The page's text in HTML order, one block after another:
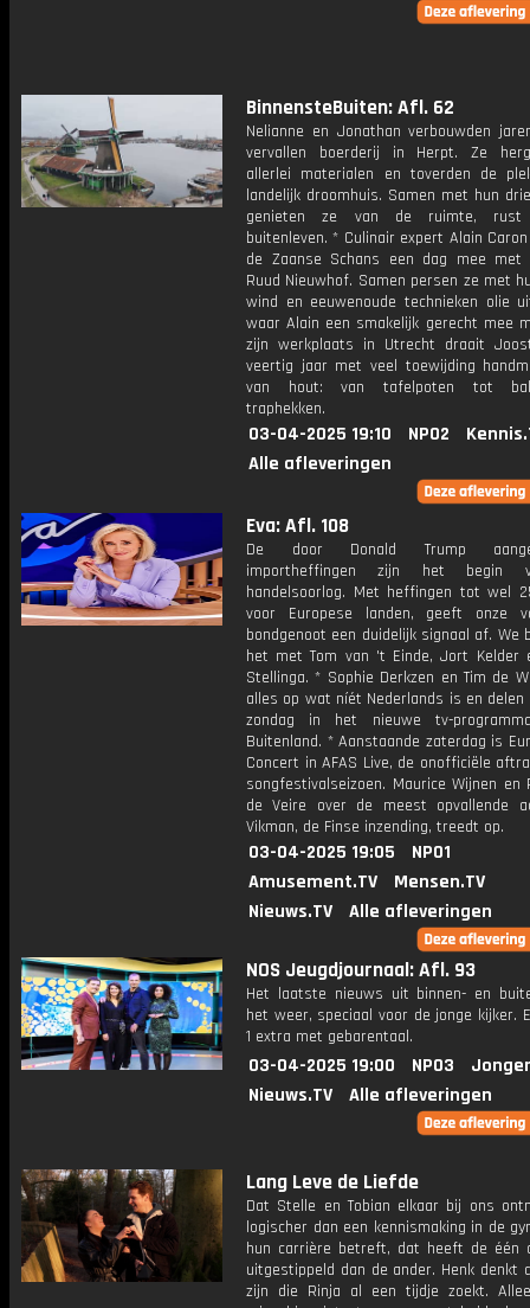
BinnensteBuiten: Afl. 62
Nelianne en Jonathan verbouwden
vervallen boerderij in Herpt. Ze
allerlei materialen en toverden de
landelijk droomhuis. Samen met hun
genieten ze van de ruimte,
buitenleven. * Culinair expert Alain
de Zaanse Schans een dag mee met
Ruud Nieuwhof. Samen persen ze met
wind en eeuwenoude technieken olie
waar Alain een smakelijk gerecht mee
zijn werkplaats in Utrecht draait
veertig jaar met veel toewijding
van hout: van tafelpoten tot
traphekken.
03-04-2025 19:10 NPO2
Alle afleveringen
Eva: Afl. 108
De door Donald Trump
importheffingen zijn het begin
handelsoorlog. Met heffingen tot wel
voor Europese landen, geeft onze
bondgenoot een duidelijk signaal af. We
het met Tom van 't Einde, Jort Kelder
Stellinga. * Sophie Derkzen en Tim de
alles op wat níét Nederlands is en
zondag in het nieuwe tv-
Buitenland. * Aanstaande zaterdag is
Concert in AFAS Live, de onofficiële
songfestivalseizoen. Maurice Wijnen en
de Veire over de meest opvallende
Vikman, de Finse inzending, treedt op.
03-04-2025 19:05
NPO1
Amusement.TV
Mensen.TV
Nieuws.TV
Alle afleveringen
NOS Jeugdjournaal: Afl. 93
Het laatste nieuws uit binnen- en
het weer, speciaal voor de jonge kijker.
1 extra met gebarentaal.
03-04-2025 19:00 NPO3
Nieuws.TV
Alle afleveringen
Lang Leve de Liefde
Dat Stelle en Tobian elkaar bij ons
logischer dan een kennismaking in de
hun carrière betreft, dat heeft de één
uitgestippeld dan de ander. Henk denkt
zijn die Rinja al een tijdje zoekt.